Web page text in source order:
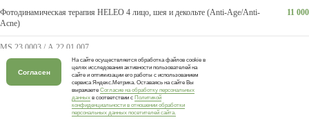
Фотодинамическая терапия HELEO 4 лицо, шея и декольте (Anti-Age/Anti-
Acne)
11 000
MS 23.0003 / А 22.01.007
Фотодинамическая терапия HELEO 4 спина
MS 23.0004 / А 22.01.007
Согласен
На сайте осуществляется обработка файлов cookie в
целях исследования активности пользователей на
сайте и оптимизации его работы с использованием
сервиса Яндекс.Метрика. Оставаясь на сайте Вы
выражаете Согласие на обработку персональных
данных в соответствии с Политикой
конфиденциальности в отношении обработки
персональных данных посетителей сайта.